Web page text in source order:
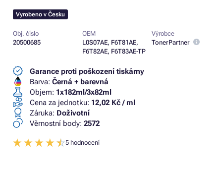
Vyrobeno v Česku
Obj. číslo
20500685
OEM
L0S07AE, F6T81AE,
F6T82AE, F6T83AE-TP
Výrobce
TonerPartner
Garance proti poškození tiskárny
Barva: Černá + barevná
Objem: 1x182ml/3x82ml
Cena za jednotku: 12,02 Kč / ml
Záruka: Doživotní
Věrnostní body: 2572
5 hodnocení